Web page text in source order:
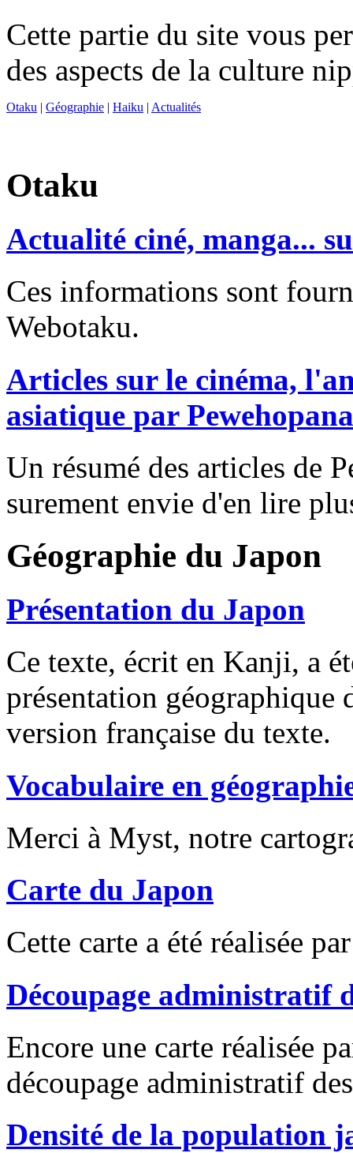
Cette partie du site vous
des aspects de la culture
Otaku | Géographie | Haiku | Actualités
Otaku
Actualité ciné, manga...
Ces informations sont
Webotaku.
Articles sur le cinéma,
asiatique par Pewehopana
Un résumé des articles de
surement envie d'en lire
Géographie du Japon
Présentation du Japon
Ce texte, écrit en Kanji, a
présentation géographique
version française du texte.
Vocabulaire en
Merci à Myst, notre
Carte du Japon
Cette carte a été réalisée
Découpage administratif
Encore une carte réalisée
découpage administratif
Densité de la population